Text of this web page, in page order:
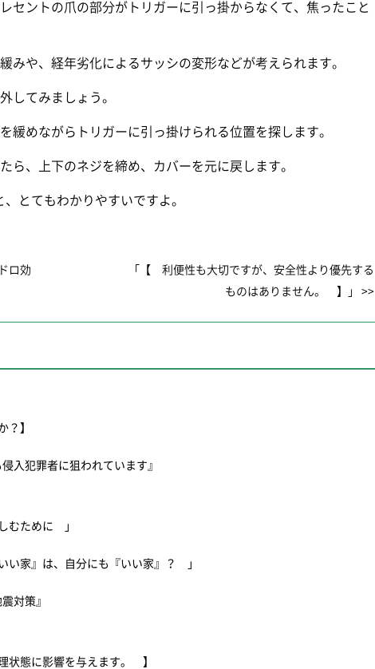
セントの爪の部分がトリガーに引っ掛からなくて、焦ったこと
みや、経年劣化によるサッシの変形などが考えられます。
してみましょう。
緩めながらトリガーに引っ掛けられる位置を探します。
ら、上下のネジを締め、カバーを元に戻します。
と、とてもわかりやすいですよ。
ロ効
「【 利便性も大切ですが、安全性より優先する
ものはありません。 】」 >>
？】
侵入犯罪者に狙われています』
しむために 」
家』は、自分にも『いい家』？ 」
対策』
状態に影響を与えます。 】